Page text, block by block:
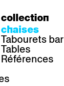
collection
chaises
Tabourets bar
Tables
Références